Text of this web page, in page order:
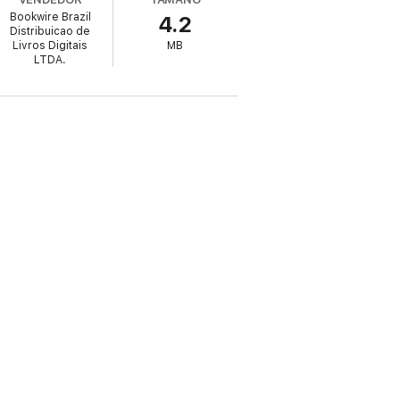
episódios nos deixam algumas lições
da situação política brasileira
Ilona Szabó faz parte de um grupo de
que esse livro propõe é que seja
põe em risco a própria democracia.
Bookwire Brazil
Distribuicao de
Livros Digitais
LTDA.
4.2
MB